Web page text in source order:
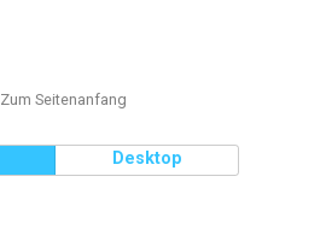
Zum Seitenanfang
Desktop